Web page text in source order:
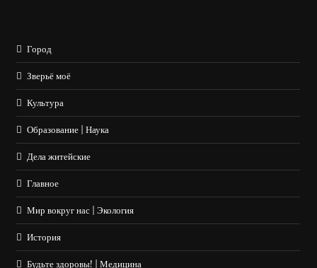
Город
Зверьё моё
Культура
Образование | Наука
Дела житейские
Главное
Мир вокруг нас | Экология
История
Будьте здоровы! | Медицина